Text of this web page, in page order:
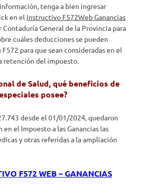
tenga a bien ingresar
en el Instructivo F572Web Ganancias
General de la Provincia para
cuáles deducciones se pueden
para que sean consideradas en el
retención del impuesto.
de Salud, qué beneficios de
posee?
desde el 01/01/2024, quedaron
en el Impuesto a las Ganancias las
y otras referidas a la ampliación
F572 WEB – GANANCIAS